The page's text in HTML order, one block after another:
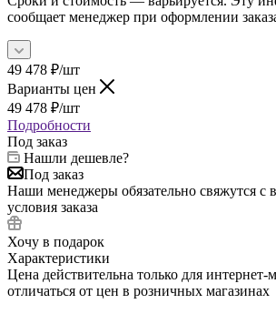
сообщает менеджер при оформлении
49 478 ₽/шт
Варианты цен
49 478 ₽/шт
Подробности
Под заказ
Нашли дешевле?
Под заказ
Наши менеджеры обязательно свяжутся с
условия заказа
Хочу в подарок
Характеристики
Цена действительна только для интернет-
отличаться от цен в розничных магазинах